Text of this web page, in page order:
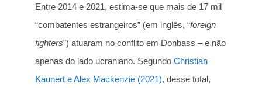
Entre 2014 e 2021, estima-se que mais de 17 mil
“combatentes estrangeiros” (em inglês, “foreign
fighters”) atuaram no conflito em Donbass – e não
apenas do lado ucraniano. Segundo Christian
Kaunert e Alex Mackenzie (2021), desse total,